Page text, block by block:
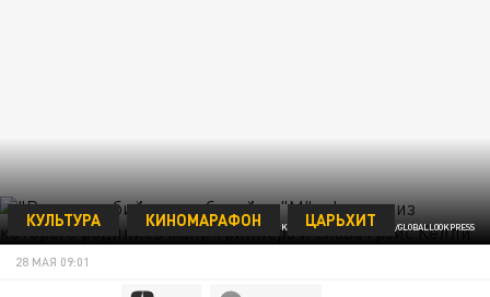
ФОТО: IMAGO STOCK&PEOPLE VIA WWW.IMAGO/GLOBALLOOKPRESS
КУЛЬТУРА КИНОМАРАФОН ЦАРЬХИТ
28 МАЯ 09:01